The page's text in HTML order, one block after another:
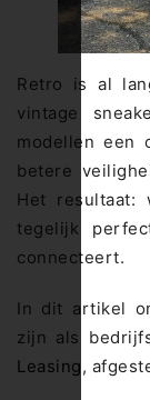
Retro is al
vintage
modellen een
betere
Het resultaat:
tegelijk
connecteert.
In dit artikel
zijn als
Leasing,